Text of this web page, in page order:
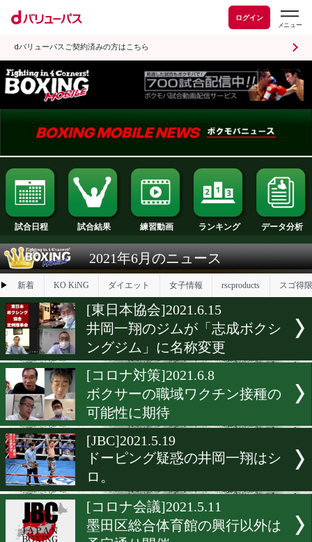
ログイン
dバリューパスご契約済みの方はこちら
試合日程 試合結果 練習動画 ランキング
2021年6月のニュース
▶ 新着 KO KiNG ダイエット 女子情報
[東日本協会]2021.6.15
井岡一翔のジムが「志成ボ
ングジム」に名称変更
[コロナ対策]2021.6.8
ボクサーの職域ワクチン接
可能性に期待
[JBC]2021.5.19